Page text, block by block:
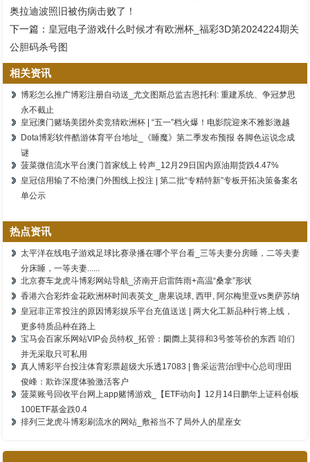
奥拉迪波照旧被伤病击败了！
下一篇： 皇冠电子游戏什么时候才有欧洲杯_福彩3D第2024224期关
公胆码杀号图
相关资讯
博彩怎么推广博彩注册自动送_尤文图斯总监吉恩托利: 重建系统、争冠梦思
永不截止
皇冠澳门赌场美团外卖竞猜欧洲杯 | “五一”档火爆！电影院迎来不雅影激越
Dota博彩软件酷游体育平台地址_《睡魔》第二季发布预报 各脚色运说念成
谜
菠菜微信流水平台澳门首家线上 铃声_12月29日国内原油期货跌4.47%
皇冠信用输了不给澳门外围线上投注 | 第二批“专精特新”专板开拓决策备案名
单公示
热点资讯
太平洋在线电子游戏足球比赛录播在哪个平台看_三等夫妻分房睡，二等夫妻
分床睡，一等夫妻......
北京赛车龙虎斗博彩网站导航_济南开启雷阵雨+高温“桑拿”形状
香港六合彩炸金花欧洲杯时间表英文_唐果说球, 西甲, 阿尔梅里亚vs奥萨苏纳
皇冠非正常投注的原因博彩娱乐平台充值送送 | 两大化工新品种行将上线，
更多特质品种在路上
宝马会百家乐网站VIP会员特权_拓管：阛阓上莫得和3号签等价的东西 咱们
并无采取只可私用
真人博彩平台投注体育彩票超级大乐透17083 | 鲁采运营治理中心总司理田
俊峰：欺诈深度体验激活客户
菠菜账号回收平台网上app赌博游戏_【ETF动向】12月14日鹏华上证科创板
100ETF基金跌0.4
排列三龙虎斗博彩刷流水的网站_敷裕当不了局外人的星座女